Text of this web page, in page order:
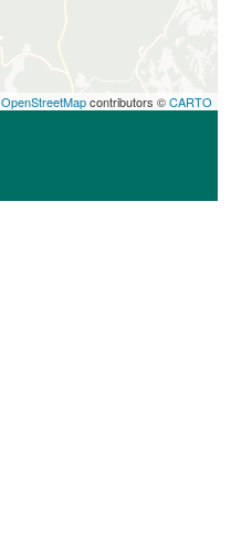
OpenStreetMapcontributors ©CARTO